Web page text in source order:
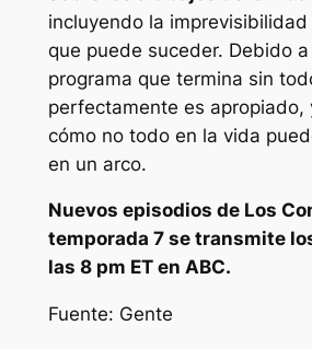
incluyendo la
que puede suceder. Debido
programa que termina sin
perfectamente es apropiado,
cómo no todo en la vida
en un arco.
Nuevos episodios de Los
temporada 7 se transmite
las 8 pm ET en ABC.
Fuente: Gente